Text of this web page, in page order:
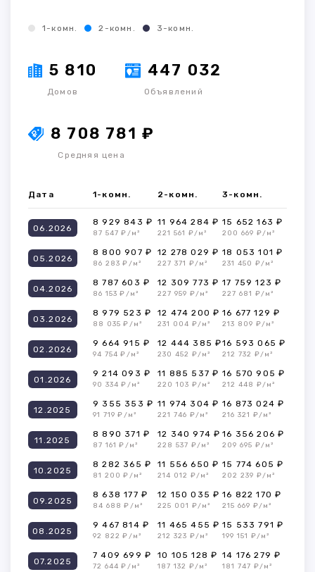
1-комн. 2-комн. 3-комн.
5 810
Домов
447 032
Объявлений
8 708 781 ₽
Средняя цена
Дата 1-комн. 2-комн. 3-комн.
06.2026
8 929 843 ₽
87 547 ₽/м²
11 964 284 ₽
221 561 ₽/м²
15 652 163 ₽
200 669 ₽/м²
05.2026
8 800 907 ₽
86 283 ₽/м²
12 278 029 ₽
227 371 ₽/м²
18 053 101 ₽
231 450 ₽/м²
04.2026
8 787 603 ₽
86 153 ₽/м²
12 309 773 ₽
227 959 ₽/м²
17 759 123 ₽
227 681 ₽/м²
03.2026
8 979 523 ₽
88 035 ₽/м²
12 474 200 ₽
231 004 ₽/м²
16 677 129 ₽
213 809 ₽/м²
02.2026
9 664 915 ₽
94 754 ₽/м²
12 444 385 ₽
230 452 ₽/м²
16 593 065 ₽
212 732 ₽/м²
01.2026
9 214 093 ₽
90 334 ₽/м²
11 885 537 ₽
220 103 ₽/м²
16 570 905 ₽
212 448 ₽/м²
12.2025
9 355 353 ₽
91 719 ₽/м²
11 974 304 ₽
221 746 ₽/м²
16 873 024 ₽
216 321 ₽/м²
11.2025
8 890 371 ₽
87 161 ₽/м²
12 340 974 ₽
228 537 ₽/м²
16 356 206 ₽
209 695 ₽/м²
10.2025
8 282 365 ₽
81 200 ₽/м²
11 556 650 ₽
214 012 ₽/м²
15 774 605 ₽
202 239 ₽/м²
09.2025
8 638 177 ₽
84 688 ₽/м²
12 150 035 ₽
225 001 ₽/м²
16 822 170 ₽
215 669 ₽/м²
08.2025
9 467 814 ₽
92 822 ₽/м²
11 465 455 ₽
212 323 ₽/м²
15 533 791 ₽
199 151 ₽/м²
07.2025
7 409 699 ₽
72 644 ₽/м²
10 105 128 ₽
187 132 ₽/м²
14 176 279 ₽
181 747 ₽/м²